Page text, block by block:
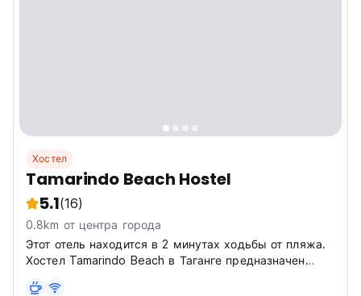
Хостел
Tamarindo Beach Hostel
5.1(16)
0.8km от центра города
Этот отель находится в 2 минутах ходьбы от пляжа.
Хостел Tamarindo Beach в Таганге предназначен
лаундж и сад.